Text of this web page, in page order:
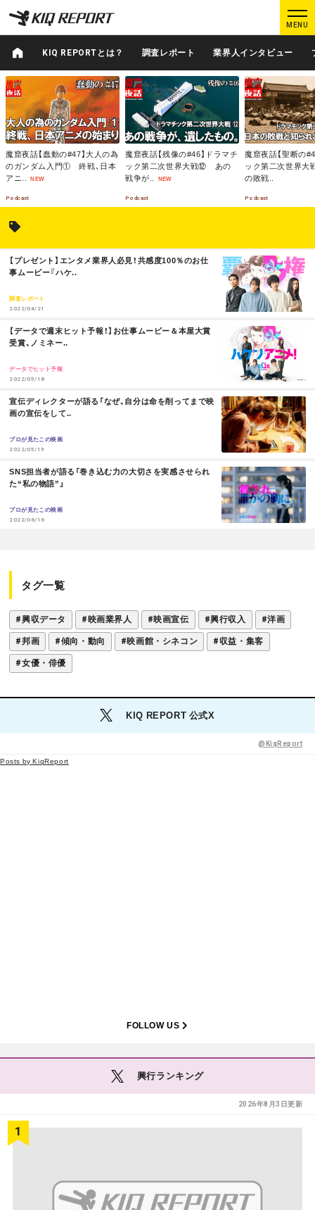
K
I
Q
R
E
P
O
R
T
MENU
K
I
Q
R
E
P
O
R
T
ログイン 新規登録
MAIN CONTENTS
調査レポート
プロが見たこの映画
Podcast データでヒット予報
KIQ REPORTとは?
お問い合わせ
プライバシーポリシー
OFFICIAL
w
F
o
o
P
s
t
KIQ REPORTとは？ 調査レポート 業界人インタビュー
魔窟夜話【蠢動の#47】大人の為
のガンダム入門① 終戦、日本
アニ.. NEW
Podcast
M
O
R
E
魔窟夜話【残像の#46】ドラマチ
ック第二次世界大戦⑫ あの
戦争が.. NEW
Podcast
M
O
魔窟夜話【聖断の
ック第二次世界
の敗戦..
Podcast
M
O
R
E
【プレゼント】エンタメ業界人必見！共感度100％のお仕
事ムービー『ハケ..
調査レポート
2022/04/21
【データで週末ヒット予報！】お仕事ムービー＆本屋大賞
受賞、ノミネー..
データでヒット予報
2022/05/18
宣伝ディレクターが語る「なぜ、自分は命を削ってまで映
画の宣伝をして..
プロが見たこの映画
2022/05/19
SNS担当者が語る「巻き込む力の大切さを実感させられ
た“私の物語”」
プロが見たこの映画
2022/06/16
タグ一覧
#興収データ #映画業界人 #映画宣伝 #興行収入 #洋画
#邦画 #傾向・動向 #映画館・シネコン #収益・集客
#女優・俳優
KIQ REPORT 公式X
@KiqReport
Posts by KiqReport
FOLLOW US
興行ランキング
2026年8月3日更新